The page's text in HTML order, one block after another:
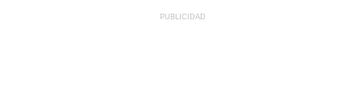
PUBLICIDAD